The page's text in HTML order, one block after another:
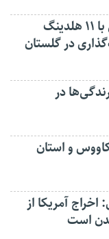
استاندار: بابک زنجانی با ۱۱ هلدینگ
در گلستان
بارندگی‌ها در
و استان
آمریکا از
است